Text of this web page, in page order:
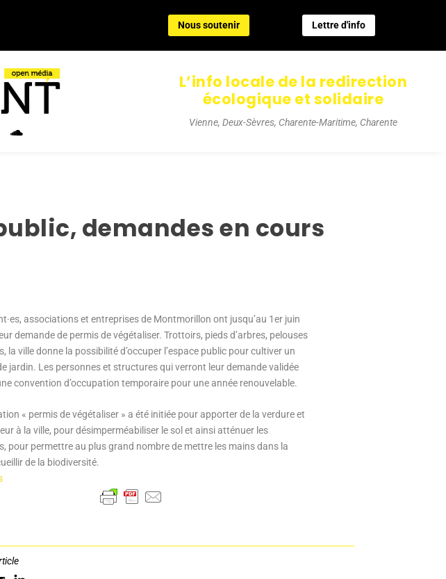
Nous soutenir Lettre d'info
L’info locale de la redirection
écologique et solidaire
Vienne, Deux-Sèvres, Charente-Maritime, Charente
Nous soutenir Lettre d'info
demandes en cours
associations et entreprises de Montmorillon ont jusqu’au 1er juin
demande de permis de végétaliser. Trottoirs, pieds d’arbres, pelouses
la ville donne la possibilité d’occuper l’espace public pour cultiver un
jardin. Les personnes et structures qui verront leur demande validée
convention d’occupation temporaire pour une année renouvelable.
« permis de végétaliser » a été initiée pour apporter de la verdure et
à la ville, pour désimperméabiliser le sol et ainsi atténuer les
pour permettre au plus grand nombre de mettre les mains dans la
de la biodiversité.